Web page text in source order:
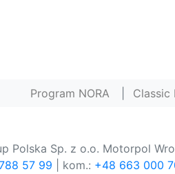
Program NORA Classic
Polska Sp. z o.o. Motorpol
57 99 | kom.: +48 663 000